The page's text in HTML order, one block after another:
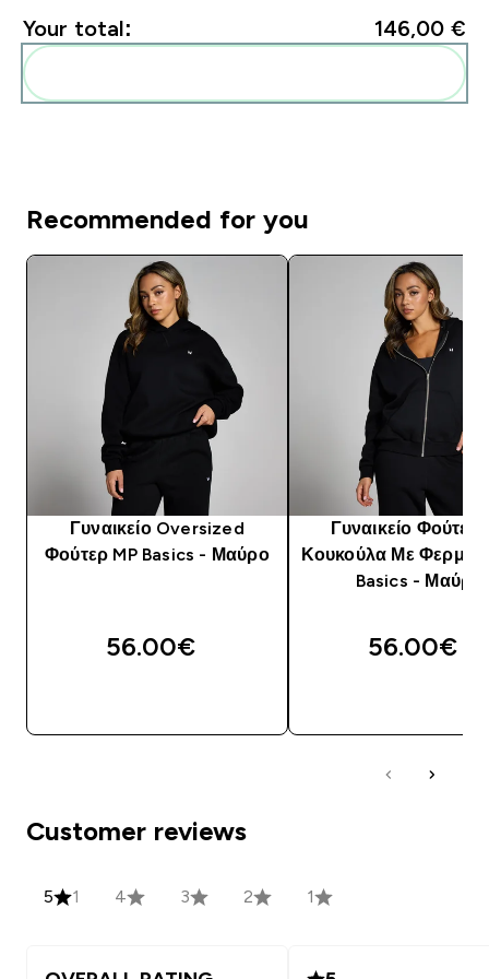
Your total: 146,00 €‎
Recommended for you
Γυναικείο Oversized
Φούτερ MP Basics - Μαύρο
56.00€‎
Γυναικείο Φούτερ
Κουκούλα Με
Basics - Μαύρο
56.00€‎
Customer reviews
5 1 4 3 2 1